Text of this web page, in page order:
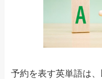
予約を表す英単語は、